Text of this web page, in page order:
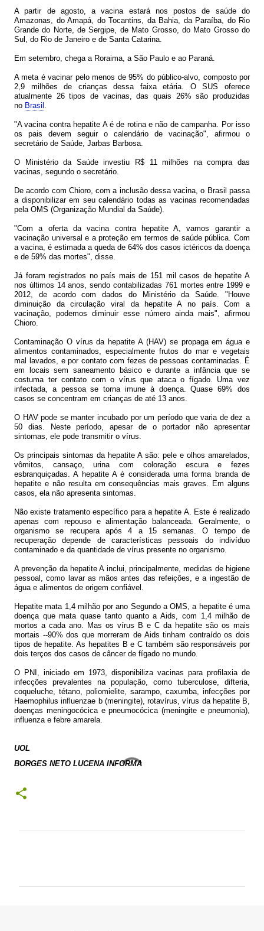
A partir de agosto, a vacina estará nos postos de saúde do
Amazonas, do Amapá, do Tocantins, da Bahia, da Paraíba, do Rio
Grande do Norte, de Sergipe, de Mato Grosso, do Mato Grosso do
Sul, do Rio de Janeiro e de Santa Catarina.
Em setembro, chega a Roraima, a São Paulo e ao Paraná.
A meta é vacinar pelo menos de 95% do público-alvo, composto por
2,9 milhões de crianças dessa faixa etária. O SUS oferece
atualmente 26 tipos de vacinas, das quais 26% são produzidas
no Brasil .
"A vacina contra hepatite A é de rotina e não de campanha. Por isso
os pais devem seguir o calendário de vacinação", afirmou o
secretário de Saúde, Jarbas Barbosa.
O Ministério da Saúde investiu R$ 11 milhões na compra das
vacinas, segundo o secretário.
De acordo com Chioro, com a inclusão dessa vacina, o Brasil passa
a disponibilizar em seu calendário todas as vacinas recomendadas
pela OMS (Organização Mundial da Saúde).
"Com a oferta da vacina contra hepatite A, vamos garantir a
vacinação universal e a proteção em termos de saúde pública. Com
a vacina, é estimada a queda de 64% dos casos ictéricos da doença
e de 59% das mortes", disse.
Já foram registrados no país mais de 151 mil casos de hepatite A
nos últimos 14 anos, sendo contabilizadas 761 mortes entre 1999 e
2012, de acordo com dados do Ministério da Saúde. "Houve
diminuição da circulação viral da hepatite A no país. Com a
vacinação, podemos diminuir esse número ainda mais", afirmou
Chioro.
Contaminação O vírus da hepatite A (HAV) se propaga em água e
alimentos contaminados, especialmente frutos do mar e vegetais
mal lavados, e por contato com fezes de pessoas contaminadas. É
em locais sem saneamento básico e durante a infância que se
costuma ter contato com o vírus que ataca o fígado. Uma vez
infectada, a pessoa se torna imune à doença. Quase 69% dos
casos se concentram em crianças de até 13 anos.
O HAV pode se manter incubado por um período que varia de dez a
50 dias. Neste período, apesar de o portador não apresentar
sintomas, ele pode transmitir o vírus.
Os principais sintomas da hepatite A são: pele e olhos amarelados,
vômitos, cansaço, urina com coloração escura e fezes
esbranquiçadas. A hepatite A é considerada uma forma branda de
hepatite e não resulta em consequências mais graves. Em alguns
casos, ela não apresenta sintomas.
Não existe tratamento específico para a hepatite A. Este é realizado
apenas com repouso e alimentação balanceada. Geralmente, o
organismo se recupera após 4 a 15 semanas. O tempo de
recuperação depende de características pessoais do indivíduo
contaminado e da quantidade de vírus presente no organismo.
A prevenção da hepatite A inclui, principalmente, medidas de higiene
pessoal, como lavar as mãos antes das refeições, e a ingestão de
água e alimentos de origem confiável.
Hepatite mata 1,4 milhão por ano Segundo a OMS, a hepatite é uma
doença que mata quase tanto quanto a Aids, com 1,4 milhão de
mortos a cada ano. Mas os vírus B e C da hepatite são os mais
mortais --90% dos que morreram de Aids tinham contraído os dois
tipos de hepatite. As hepatites B e C também são responsáveis por
dois terços dos casos de câncer de fígado no mundo.
O PNI, iniciado em 1973, disponibiliza vacinas para profilaxia de
infecções prevalentes na população, como tuberculose, difteria,
coqueluche, tétano, poliomielite, sarampo, caxumba, infecções por
Haemophilus influenzae b (meningite), rotavírus, vírus da hepatite B,
doenças meningocócica e pneumocócica (meningite e pneumonia),
influenza e febre amarela.
UOL
BORGES NETO LUCENA INFORMA